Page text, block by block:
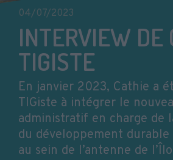
04/07/2023
INTERVIEW DE
TIGISTE
En janvier 2023, Cathie a
TIGiste à intégrer le
administratif en charge de
du développement durable
au sein de l’antenne de